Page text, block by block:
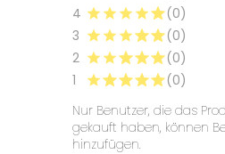
4
(0)
3
(0)
2
(0)
1
(0)
Nur Benutzer, die das
gekauft haben, können
hinzufügen.